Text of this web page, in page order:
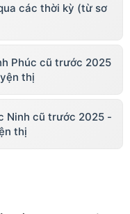
các thời kỳ (từ sơ
Phúc cũ trước 2025
thị
Ninh cũ trước 2025 -
thị